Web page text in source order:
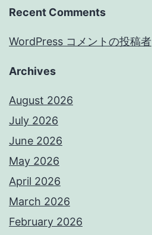
Recent Comments
WordPress コメントの投稿者
Archives
August 2026
July 2026
June 2026
May 2026
April 2026
March 2026
February 2026